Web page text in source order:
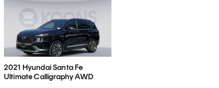
2021 Hyundai Santa Fe
Ultimate Calligraphy AWD